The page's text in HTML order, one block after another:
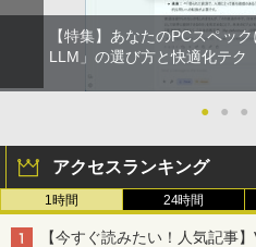
IOデータ
DSパネル
ル
KH-
￥13,980
￥3,480
【特集】あなたのPCスペッ
LLM」の選び方と快適化テク
● ● ●
アクセスランキング
1時間 24時間
【今すぐ読みたい！人気記事